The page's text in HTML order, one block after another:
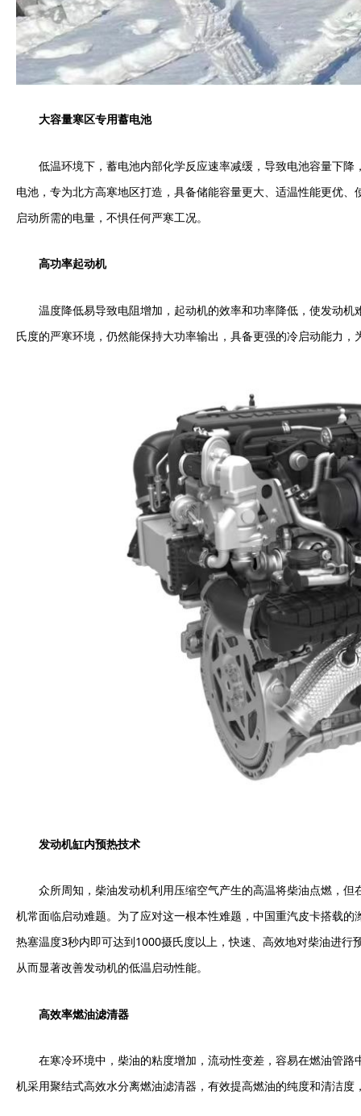
大容量寒区专用蓄电池
低温环境下，蓄电池内部化学反应速率减缓，导致电池容量下
电池，专为北方高寒地区打造，具备储能容量更大、适温性能更优
启动所需的电量，不惧任何严寒工况。
高功率起动机
温度降低易导致电阻增加，起动机的效率和功率降低，使发动
氏度的严寒环境，仍然能保持大功率输出，具备更强的冷启动能力
发动机缸内预热技术
众所周知，柴油发动机利用压缩空气产生的高温将柴油点燃，
机常面临启动难题。为了应对这一根本性难题，中国重汽皮卡搭载
热塞温度3秒内即可达到1000摄氏度以上，快速、高效地对柴油进
从而显著改善发动机的低温启动性能。
高效率燃油滤清器
在寒冷环境中，柴油的粘度增加，流动性变差，容易在燃油管
机采用聚结式高效水分离燃油滤清器，有效提高燃油的纯度和清洁